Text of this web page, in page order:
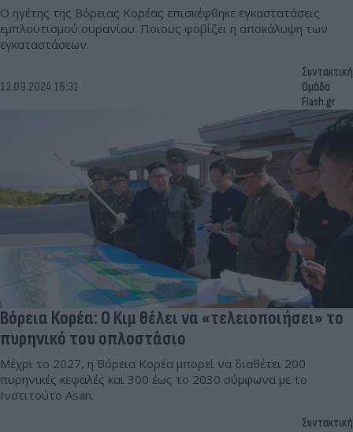
Ο ηγέτης της Βόρειας Κορέας επισκέφθηκε εγκαστατάσεις
εμπλουτισμού ουρανίου. Ποιους φοβίζει η αποκάλυψη των
εγκαταστάσεων.
13.09.2024 16:31
Συντακτική
Ομάδα
Flash.gr
Βόρεια Κορέα: Ο Κιμ θέλει να «τελειοποιήσει» το
πυρηνικό του οπλοστάσιο
Μέχρι το 2027, η Βόρεια Κορέα μπορεί να διαθέτει 200
πυρηνικές κεφαλές και 300 έως το 2030 σύμφωνα με το
Ινστιτούτο Asan.
Συντακτική